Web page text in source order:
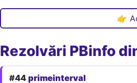
👉
Rezolvări PBinfo
#44 primeinterval